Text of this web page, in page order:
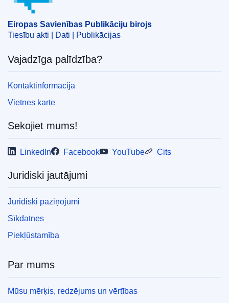
Eiropas Savienības Publikāciju birojs
Tiesību akti | Dati | Publikācijas
Vajadzīga palīdzība?
Kontaktinformācija
Vietnes karte
Sekojiet mums!
LinkedIn Facebook YouTube Cits
Juridiski jautājumi
Juridiski paziņojumi
Sīkdatnes
Piekļūstamība
Par mums
Mūsu mērķis, redzējums un vērtības